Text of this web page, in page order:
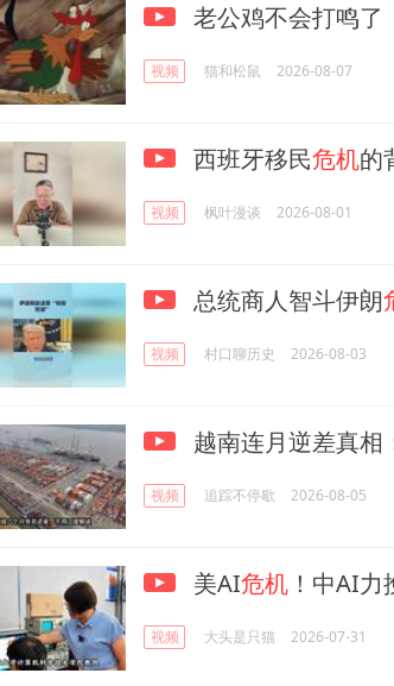
老公鸡不会打鸣了
视频 猫和松鼠 2026-08-07
西班牙移民危机的
视频 枫叶漫谈 2026-08-01
总统商人智斗伊朗
视频 村口聊历史 2026-08-03
越南连月逆差真相
视频 追踪不停歇 2026-08-05
美AI危机 ！中AI力
视频 大头是只猫 2026-07-31